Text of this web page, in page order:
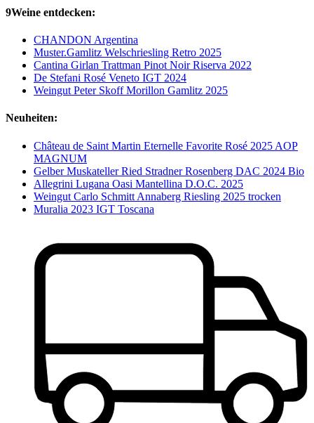
9Weine entdecken:
CHANDON Argentina
Muster.Gamlitz Welschriesling Retro 2025
Cantina Girlan Trattman Pinot Noir Riserva 2022
De Stefani Rosé Veneto IGT 2024
Weingut Peter Skoff Morillon Gamlitz 2025
Neuheiten:
Château de Saint Martin Eternelle Favorite Rosé 2025 AOP
MAGNUM
Gelber Muskateller Ried Stradner Rosenberg DAC 2024 Bio
Allegrini Lugana Oasi Mantellina D.O.C. 2025
Weingut Carlo Schmitt Annaberg Riesling 2025 trocken
Muralia 2023 IGT Toscana